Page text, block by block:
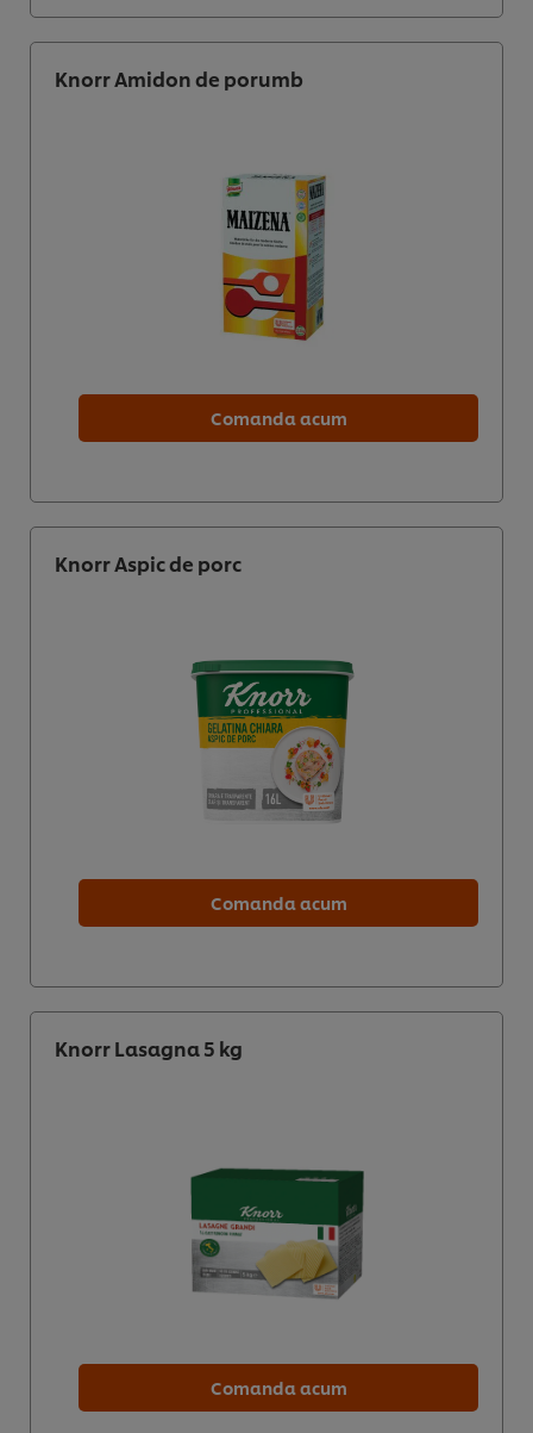
Knorr Amidon de porumb
Comanda acum
Knorr Aspic de porc
Comanda acum
Knorr Lasagna 5 kg
Comanda acum